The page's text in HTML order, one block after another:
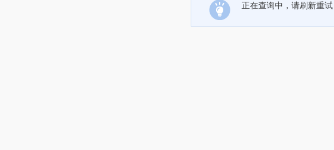
正在查询中，请刷新重试